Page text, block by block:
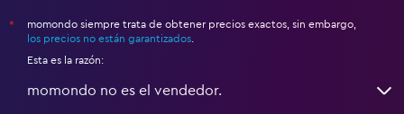
*
momondo siempre trata de obtener precios exactos, sin embargo,
los precios no están garantizados
Esta es la razón:
momondo no es el vendedor.